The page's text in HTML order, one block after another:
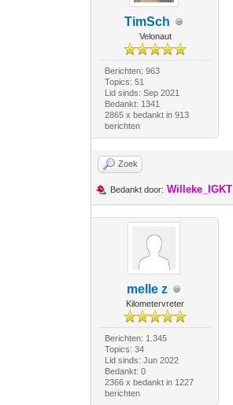
TimSch
Velonaut
Berichten: 963
Topics: 51
Lid sinds: Sep 2021
Bedankt: 1341
2865 x bedankt in 913
berichten
Zoek
Bedankt door: Willeke_IGKT
melle z
Kilometervreter
Berichten: 1.345
Topics: 34
Lid sinds: Jun 2022
Bedankt: 0
2366 x bedankt in 1227
berichten